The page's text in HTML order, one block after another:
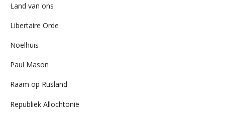
Land van ons
Libertaire Orde
Noelhuis
Paul Mason
Raam op Rusland
Republiek Allochtonië